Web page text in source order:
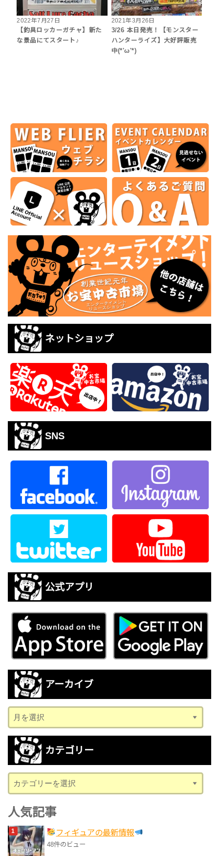
2022年7月27日
【釣具ロッカーガチャ】新た
な景品にてスタート♪
2021年3月26日
3/26 本日発売！【モンスター
ハンターライズ】大好評販売
中(*'ω'*)
ネットショップ
SNS
公式アプリ
アーカイブ
ー
カ
ブ
カテゴリー
テ
ゴ
リ
ー
人気記事
フィギュアの最新情報
48件のビュー